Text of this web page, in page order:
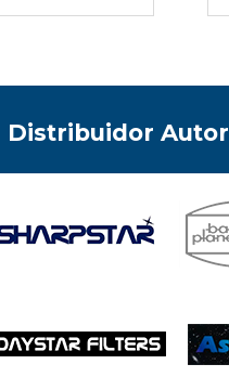
Distribuidor